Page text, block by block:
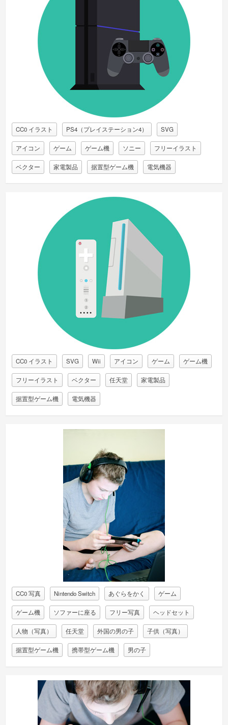
CC0 イラスト PS4（プレイステーション4） SVG
アイコン ゲーム ゲーム機 ソニー フリーイラスト
ベクター 家電製品 据置型ゲーム機 電気機器
CC0 イラスト SVG Wii アイコン ゲーム ゲーム機
フリーイラスト ベクター 任天堂 家電製品
据置型ゲーム機 電気機器
CC0 写真 Nintendo Switch あぐらをかく ゲーム
ゲーム機 ソファーに座る フリー写真 ヘッドセット
人物（写真） 任天堂 外国の男の子 子供（写真）
据置型ゲーム機 携帯型ゲーム機 男の子